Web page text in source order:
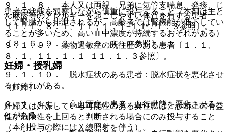
患者の状態を観察しながら慎重に投与すること（本剤は主と
して腎臓から排泄されるが、高齢者では腎機能が低下してい
ることが多いため、高い血中濃度が持続するおそれがある）
〔８．６、９．２．１、９．２．２参照〕。
妊婦・授乳婦
（妊婦）
妊婦又は妊娠している可能性のある女性には、診断上の有益
性が危険性を上回ると判断される場合にのみ投与すること
（本剤投与の際にはＸ線照射を伴う）。
９．１．８． 本人又は両親、兄弟に気管支喘息、発疹、じ
ん麻疹等のアレルギーを起こしやすい体質を有する患者
〔１．１、８．１、１１．１．１−１１．１．３参照〕。
９．１．９． 薬物過敏症の既往歴のある患者〔１．１、
８．１、１１．１．１−１１．１．３参照〕。
９．１．１０． 脱水症状のある患者：脱水症状を悪化させ
るおそれがある。
９．１．１１． 高血圧症の患者：血行動態を悪化させるこ
とがある。